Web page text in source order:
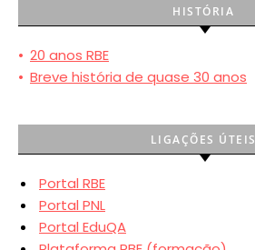
HISTÓRIA
• 20 anos RBE
• Breve história de quase 30 anos
LIGAÇÕES ÚTEIS
Portal RBE
Portal PNL
Portal EduQA